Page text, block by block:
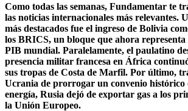
Como todas las semanas, Fundamentar te
las noticias internacionales más relevantes.
más destacados fue el ingreso de Bolivia
los BRICS, un bloque que ahora representa
PIB mundial. Paralelamente, el paulatino
presencia militar francesa en África
sus tropas de Costa de Marfil. Por último,
Ucrania de prorrogar un convenio histórico
energía, Rusia dejó de exportar gas a los
la Unión Europeo.